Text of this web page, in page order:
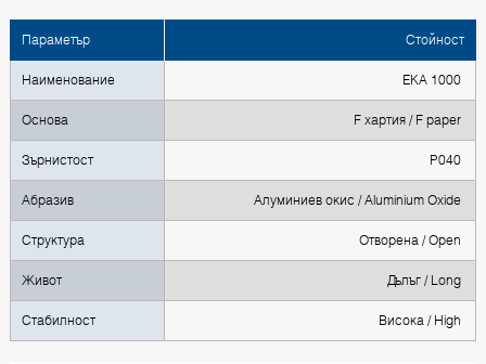
Параметър Стойност
Наименование EKA 1000
Основа F хартия / F paper
Зърнистост P040
Абразив Алуминиев окис / Aluminium Oxide
Структура Oтворена / Open
Живот Дълъг / Long
Стабилност Висока / High